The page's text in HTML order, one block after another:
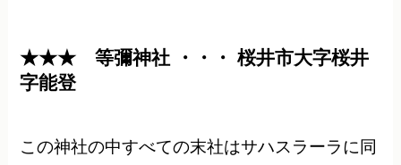
★★★ 等彌神社 ・・・ 桜井市大字桜井
字能登
この神社の中すべての末社はサハスラーラに同